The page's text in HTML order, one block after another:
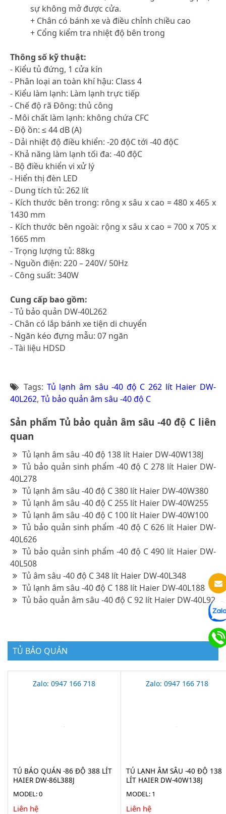
sự không mở được cửa.
+ Chân có bánh xe và điều chỉnh chiều cao
+ Cổng kiểm tra nhiệt độ bên trong
Thông số kỹ thuật:
- Kiểu tủ đứng, 1 cửa kín
- Phân loại an toàn khí hậu: Class 4
- Kiểu làm lạnh: Làm lạnh trực tiếp
- Chế độ rã Đông: thủ công
- Môi chất làm lạnh: không chứa CFC
- Độ ồn: ≤ 44 dB (A)
- Dải nhiệt độ điều khiển: -20 độC tới -40 độC
- Khả năng làm lạnh tối đa: -40 độC
- Bộ điều khiển vi xử lý
- Hiển thị đèn LED
- Dung tích tủ: 262 lít
- Kích thước bên trong: rông x sâu x cao = 480 x 465 x
1430 mm
- Kích thước bên ngoài: rộng x sâu x cao = 700 x 705 x
1665 mm
- Trọng lượng tủ: 88kg
- Nguồn điện: 220 – 240V/ 50Hz
- Công suất: 340W
Cung cấp bao gồm:
- Tủ bảo quản DW-40L262
- Chân có lắp bánh xe tiện di chuyển
- Ngăn kéo đựng mẫu: 07 ngăn
- Tài liệu HDSD
Tags: Tủ lạnh âm sâu -40 độ C 262 lít Haier DW-
40L262, Tủ bảo quản âm sâu -40 độ C
Sản phẩm Tủ bảo quản âm sâu -40 độ C liên
quan
Tủ lạnh âm sâu -40 độ 138 lít Haier DW-40W138J
Tủ bảo quản sinh phẩm -40 độ C 278 lít Haier DW-
40L278
Tủ lạnh âm sâu -40 độ C 380 lít Haier DW-40W380
Tủ lạnh âm sâu -40 độ C 255 lít Haier DW-40W255
Tủ lạnh âm sâu -40 độ C 100 lít Haier DW-40W100
Tủ bảo quản sinh phẩm -40 độ C 626 lít Haier DW-
40L626
Tủ bảo quản sinh phẩm -40 độ C 490 lít Haier DW-
40L508
Tủ âm sâu -40 độ C 348 lít Haier DW-40L348
Tủ lạnh âm sâu -40 độ C 188 lít Haier DW-40L188
Tủ bảo quản âm sâu -40 độ C 92 lít Haier DW-40L92
TỦ BẢO QUẢN
Zalo: 0947 166 718
TỦ BẢO QUẢN -86 ĐỘ 388 LÍT
HAIER DW-86L388J
MODEL: 0
Liên hệ
Zalo: 0947 166 718
TỦ LẠNH ÂM SÂU -40 ĐỘ 138
LÍT HAIER DW-40W138J
MODEL: 1
Liên hệ